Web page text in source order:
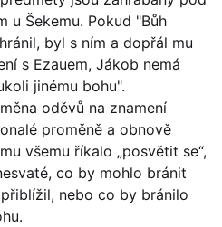
u Šekemu. Pokud "Bůh
byl s ním a dopřál mu
s Ezauem, Jákob nemá
jinému bohu".
oděvů na znamení
proměně a obnově
všemu říkalo „posvětit se“,
co by mohlo bránit
nebo co by bránilo